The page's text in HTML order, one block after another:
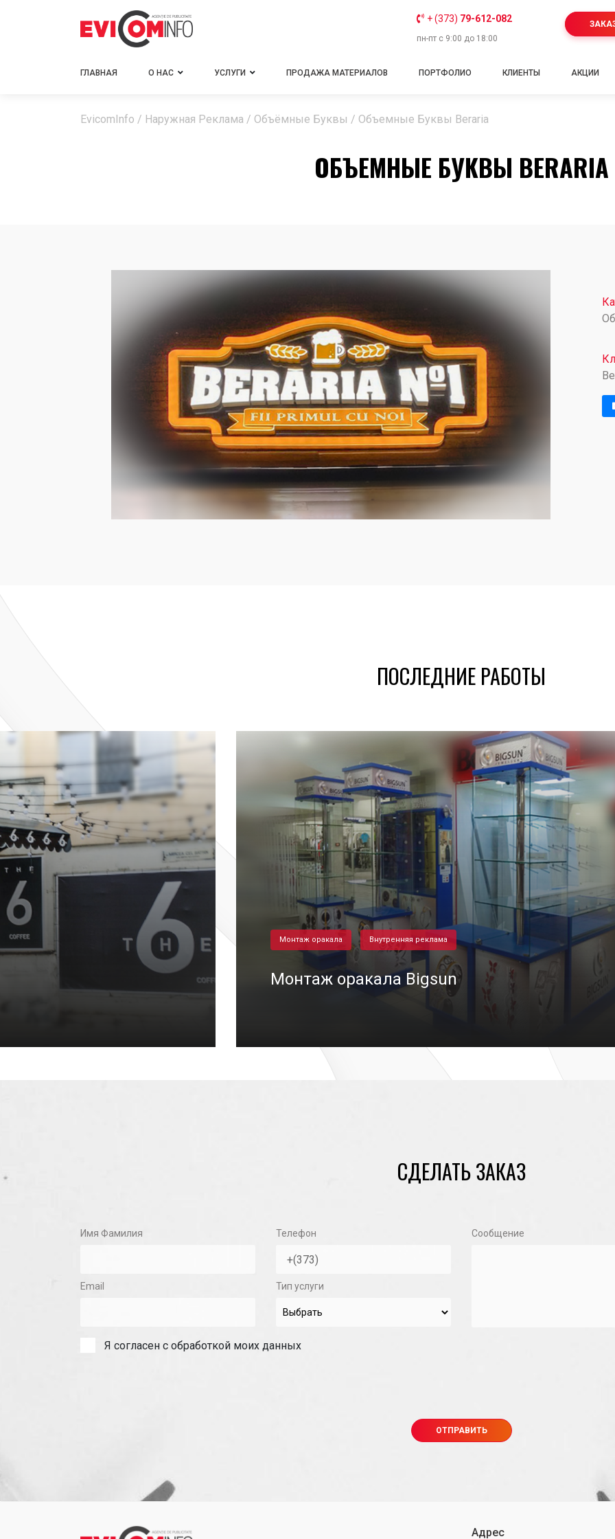
+ (373) 79-612-082
пн-пт с 9:00 до 18:00
ГЛАВНАЯ О НАС УСЛУГИ ПРОДАЖА МАТЕРИАЛОВ ПОРТФОЛИО КЛИЕНТЫ АКЦИИ
EvicomInfo / Наружная Реклама / Объёмные Буквы / Объемные Буквы Beraria
ОБЪЕМНЫЕ БУКВЫ BERARIA
ПОСЛЕДНИЕ РАБОТЫ
Монтаж оракала Внутренняя реклама
Монтаж оракала Bigsun
СДЕЛАТЬ ЗАКАЗ
Имя Фамилия Телефон
Email Тип услуги
Сообщение
Я согласен с обработкой моих данных
Адрес